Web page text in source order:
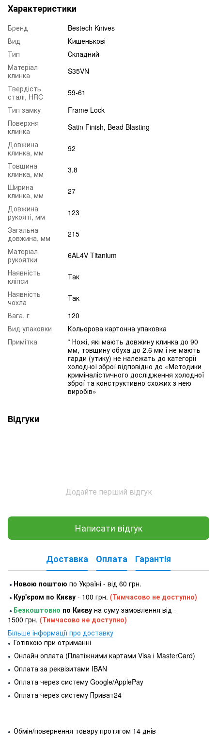
Характеристики
Бренд
Bestech Knives
Вид
Кишенькові
Тип
Складний
Матеріал
клинка
S35VN
Твердість
сталі, HRC
59-61
Тип замку
Frame Lock
Поверхня
клинка
Satin Finish, Bead Blasting
Довжина
клинка, мм
92
Товщина
клинка, мм
3.8
Ширина
клинка, мм
27
Довжина
рукояті, мм
123
Загальна
довжина, мм
215
Матеріал
рукоятки
6AL4V Titanium
Наявність
кліпси
Так
Наявність
чохла
Так
Вага, г
120
Вид упаковки
Кольорова картонна упаковка
Примітка
* Ножі, які мають довжину клинка до 90
мм, товщину обуха до 2.6 мм і не мають
гарди (утику) не належать до категорії
холодної зброї відповідно до «Методики
криміналістичного дослідження холодної
зброї та конструктивно схожих з нею
виробів»
Відгуки
Додайте перший відгук
Написати відгук
Доставка Оплата Гарантія
● Новою поштою по Україні - від 60 грн.
● Кур'єром по Києву - 100 грн. (Тимчасово не доступно)
● Безкоштовно по Києву на суму замовлення від -
1500 грн. (Тимчасово не доступно)
Більше інформації про доставку
● Готівкою при отриманні
● Онлайн оплата (Платіжними картами Visa і MasterCard)
● Оплата за реквізитами IBAN
● Оплата через систему Google/ApplePay
● Оплата через систему Приват24
● Обмін/повернення товару протягом 14 днів